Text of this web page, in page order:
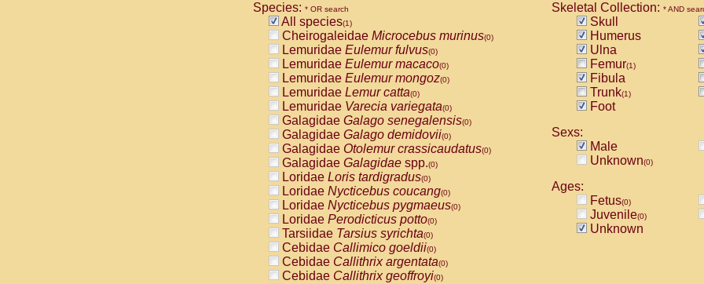
Species: * OR search
All species(1)
Cheirogaleidae Microcebus murinus(0)
Lemuridae Eulemur fulvus(0)
Lemuridae Eulemur macaco(0)
Lemuridae Eulemur mongoz(0)
Lemuridae Lemur catta(0)
Lemuridae Varecia variegata(0)
Galagidae Galago senegalensis(0)
Galagidae Galago demidovii(0)
Galagidae Otolemur crassicaudatus(0)
Galagidae Galagidae spp.(0)
Loridae Loris tardigradus(0)
Loridae Nycticebus coucang(0)
Loridae Nycticebus pygmaeus(0)
Loridae Perodicticus potto(0)
Tarsiidae Tarsius syrichta(0)
Cebidae Callimico goeldii(0)
Cebidae Callithrix argentata(0)
Cebidae Callithrix geoffroyi(0)
Skeletal Collection: * AND
Skull
Humerus
Ulna
Femur(1)
Fibula
Trunk(1)
Foot
Sexs:
Male
Unknown(0)
Ages:
Fetus(0)
Juvenile(0)
Unknown